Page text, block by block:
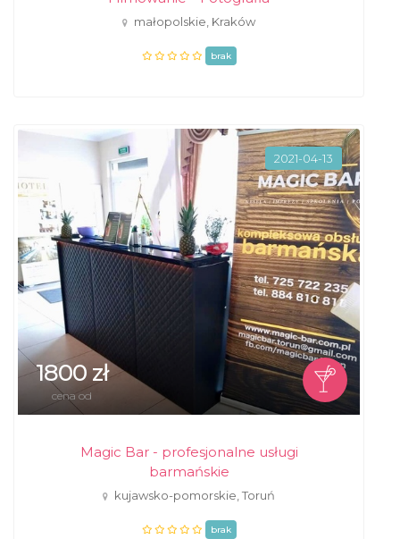
małopolskie, Kraków
brak
2021-04-13
1800 zł
cena od
Magic Bar - profesjonalne usługi
barmańskie
kujawsko-pomorskie, Toruń
brak